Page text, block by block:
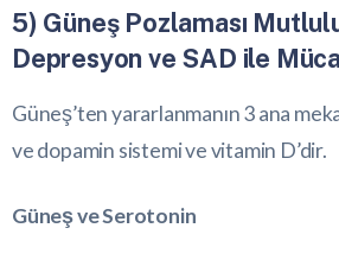
5) Güneş Pozlaması
Depresyon ve SAD ile
Güneş’ten yararlanmanın 3 ana
ve dopamin sistemi ve vitamin D’dir.
Güneş ve Serotonin